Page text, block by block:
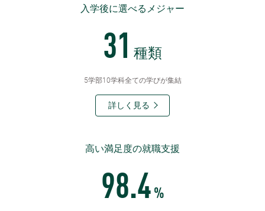
入学後に選べるメジャー
31 種類
5学部10学科全ての学びが集結
詳しく見る
高い満足度の就職支援
98.4 %